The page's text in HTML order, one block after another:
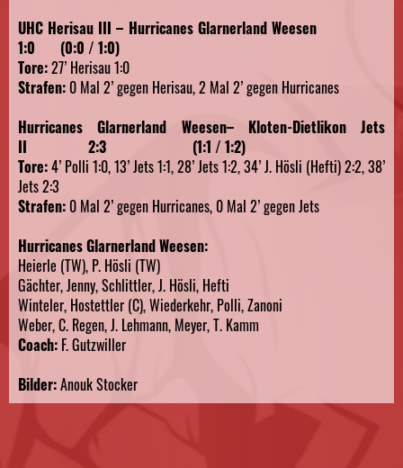
UHC Herisau III – Hurricanes Glarnerland Weesen
1:0 (0:0 / 1:0)
Tore:27’ Herisau 1:0
Strafen: 0 Mal 2’ gegen Herisau, 2 Mal 2’ gegen Hurricanes
Hurricanes Glarnerland Weesen– Kloten-Dietlikon Jets
II 2:3 (1:1 / 1:2)
Tore:4’ Polli 1:0, 13’ Jets 1:1, 28’ Jets 1:2, 34’ J. Hösli (Hefti) 2:2, 38’
Jets 2:3
Strafen: 0 Mal 2’ gegen Hurricanes, 0 Mal 2’ gegen Jets
Hurricanes Glarnerland Weesen:
Heierle (TW), P. Hösli (TW)
Gächter, Jenny, Schlittler, J. Hösli, Hefti
Winteler, Hostettler (C), Wiederkehr, Polli, Zanoni
Weber, C. Regen, J. Lehmann, Meyer, T. Kamm
Coach: F. Gutzwiller
Bilder:Anouk Stocker